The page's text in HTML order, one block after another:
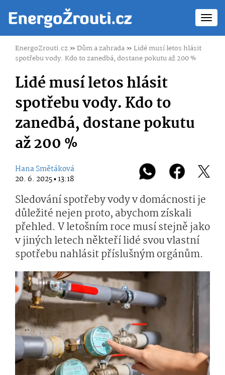
EnergoZrouti.cz»Dům a zahrada»Lidé musí letos hlásit
spotřebu vody. Kdo to zanedbá, dostane pokutu až 200 %
Lidé musí letos hlásit
spotřebu vody. Kdo to
zanedbá, dostane pokutu
až 200 %
Hana Smětáková
20. 6. 2025 ▪ 13:18
Sledování spotřeby vody v domácnosti je
důležité nejen proto, abychom získali
přehled. V letošním roce musí stejně jako
v jiných letech někteří lidé svou vlastní
spotřebu nahlásit příslušným orgánům.